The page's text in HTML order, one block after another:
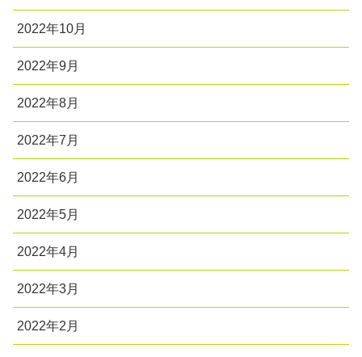
2022年10月
2022年9月
2022年8月
2022年7月
2022年6月
2022年5月
2022年4月
2022年3月
2022年2月